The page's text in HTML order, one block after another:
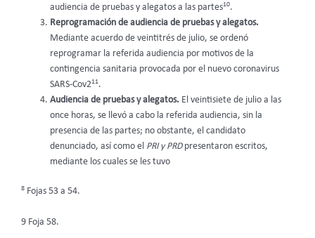
audiencia de pruebas y alegatos a las partes10.
Reprogramación de audiencia de pruebas y alegatos.
Mediante acuerdo de veintitrés de julio, se ordenó
reprogramar la referida audiencia por motivos de la
contingencia sanitaria provocada por el nuevo coronavirus
SARS-Cov211.
Audiencia de pruebas y alegatos. El veintisiete de julio a las
once horas, se llevó a cabo la referida audiencia, sin la
presencia de las partes; no obstante, el candidato
denunciado, así como el PRI y PRD presentaron escritos,
mediante los cuales se les tuvo
8 Fojas 53 a 54.
9 Foja 58.